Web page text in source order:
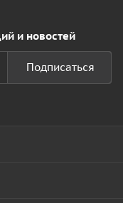
и новостей
Подписаться